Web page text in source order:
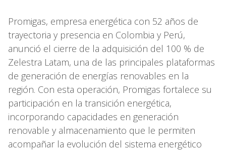
Promigas, empresa energética con 52 años de
trayectoria y presencia en Colombia y Perú,
anunció el cierre de la adquisición del 100 % de
Zelestra Latam, una de las principales plataformas
de generación de energías renovables en la
región. Con esta operación, Promigas fortalece su
participación en la transición energética,
incorporando capacidades en generación
renovable y almacenamiento que le permiten
acompañar la evolución del sistema energético